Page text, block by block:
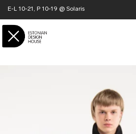
E-L 10-21, P 10-19 @ Solaris